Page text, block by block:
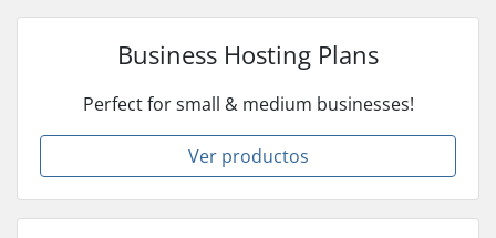
Business Hosting Plans
Perfect for small & medium businesses!
Ver productos